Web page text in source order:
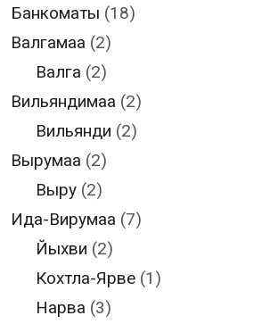
Банкоматы (18)
Валгамаа (2)
Валга (2)
Вильяндимаа (2)
Вильянди (2)
Вырумаа (2)
Выру (2)
Ида-Вирумаа (7)
Йыхви (2)
Кохтла-Ярве (1)
Нарва (3)